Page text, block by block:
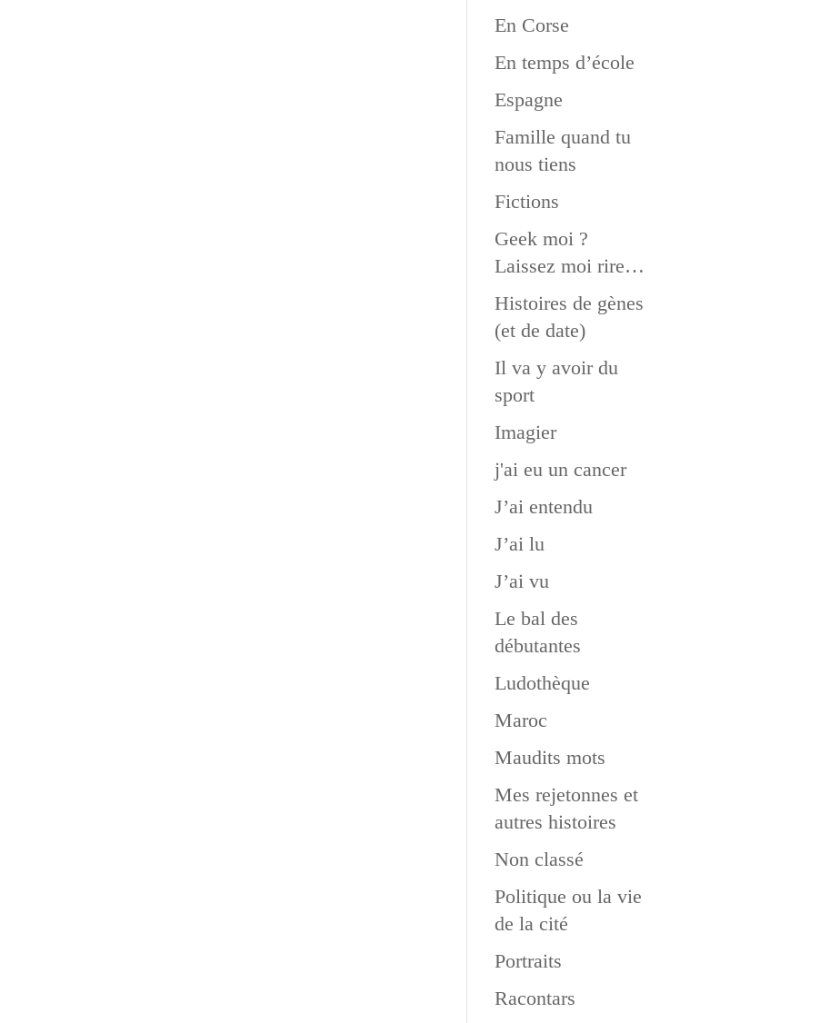
En Corse
En temps d’école
Espagne
Famille quand tu
nous tiens
Fictions
Geek moi ?
Laissez moi rire…
Histoires de gènes
(et de date)
Il va y avoir du
sport
Imagier
j'ai eu un cancer
J’ai entendu
J’ai lu
J’ai vu
Le bal des
débutantes
Ludothèque
Maroc
Maudits mots
Mes rejetonnes et
autres histoires
Non classé
Politique ou la vie
de la cité
Portraits
Racontars